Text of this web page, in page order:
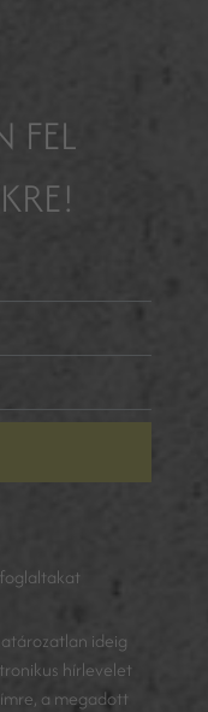
FEL
foglaltakat
ideig
hírlevelet
a megadott